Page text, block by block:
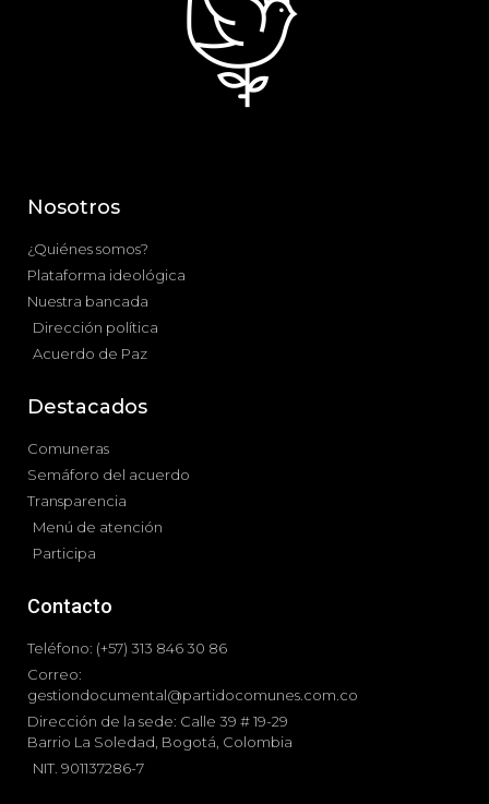
Nosotros
¿Quiénes somos?
Plataforma ideológica
Nuestra bancada
Dirección política
Acuerdo de Paz
Destacados
Comuneras
Semáforo del acuerdo
Transparencia
Menú de atención
Participa
Contacto
Teléfono: (+57) 313 846 30 86
Correo:
gestiondocumental@partidocomunes.com.co
Dirección de la sede: Calle 39 # 19-29
Barrio La Soledad, Bogotá, Colombia
NIT. 901137286-7